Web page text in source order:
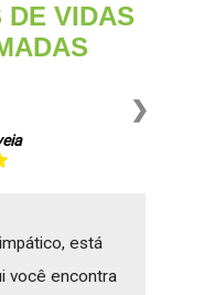
DE VIDAS
❯
está
você encontra